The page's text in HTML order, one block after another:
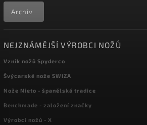
Archiv
NEJZNÁMĚJŠÍ VÝROBCI NOŽŮ
Vznik nožů Spyderco
Švýcarské nože SWIZA
Nože Nieto - španělská tradice
Benchmade - založení značky
Výrobci nožů - X